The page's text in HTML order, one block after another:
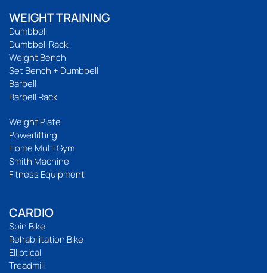
WEIGHT TRAINING
Dumbbell
Dumbbell Rack
Weight Bench
Set Bench + Dumbbell
Barbell
Barbell Rack
Weight Plate
Powerlifting
Home Multi Gym
Smith Machine
Fitness Equipment
CARDIO
Spin Bike
Rehabilitation Bike
Elliptical
Treadmill